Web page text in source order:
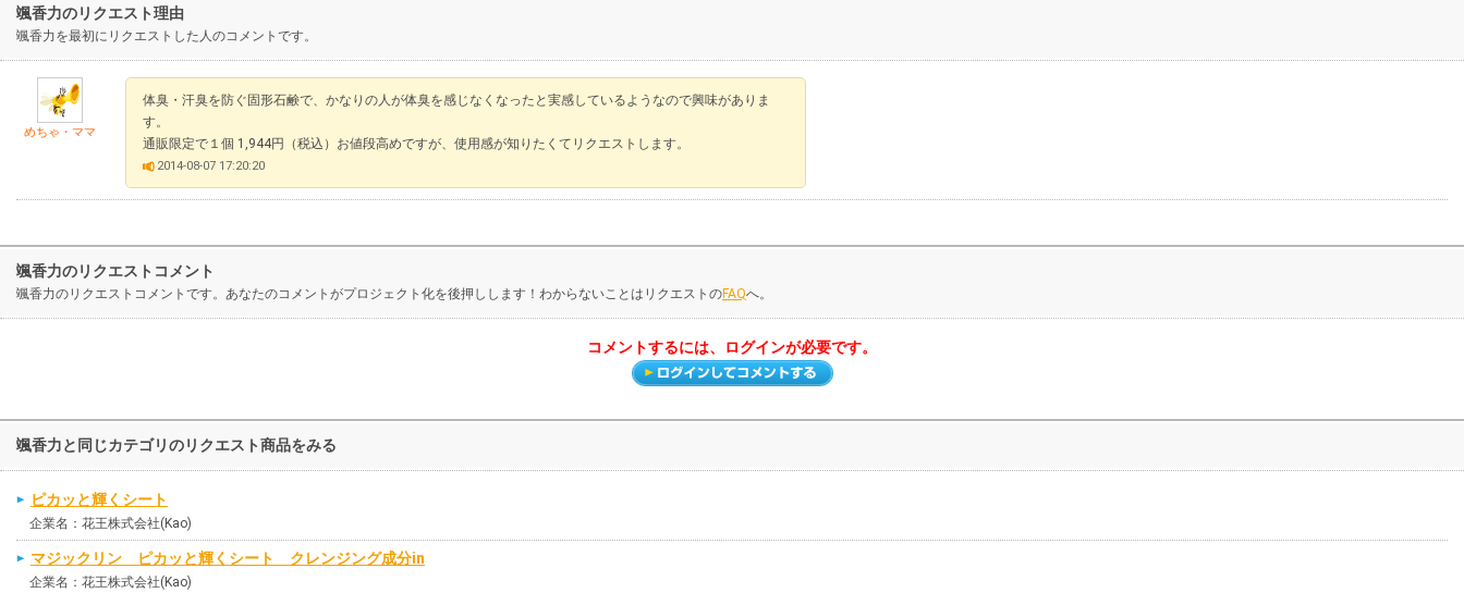
颯香力のリクエスト理由
颯香力を最初にリクエストした人のコメントです。
めちゃ・ママ
体臭・汗臭を防ぐ固形石鹸で、かなりの人が体臭を感じなくなったと実感しているようなので興味がありま
す。
通販限定で１個 1,944円（税込）お値段高めですが、使用感が知りたくてリクエストします。
2014-08-07 17:20:20
颯香力のリクエストコメント
颯香力のリクエストコメントです。あなたのコメントがプロジェクト化を後押しします！わからないことはリクエストのFAQへ。
コメントするには、ログインが必要です。
颯香力と同じカテゴリのリクエスト商品をみる
ピカッと輝くシート
企業名：花王株式会社(Kao)
マジックリン ピカッと輝くシート クレンジング成分in
企業名：花王株式会社(Kao)